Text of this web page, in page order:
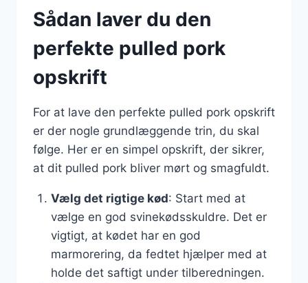
Sådan laver du den
perfekte pulled pork
opskrift
For at lave den perfekte pulled pork opskrift
er der nogle grundlæggende trin, du skal
følge. Her er en simpel opskrift, der sikrer,
at dit pulled pork bliver mørt og smagfuldt.
Vælg det rigtige kød: Start med at
vælge en god svinekødsskuldre. Det er
vigtigt, at kødet har en god
marmorering, da fedtet hjælper med at
holde det saftigt under tilberedningen.